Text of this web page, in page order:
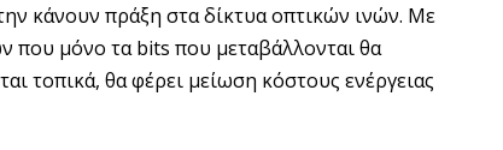
κάνουν πράξη στα δίκτυα οπτικών ινών. Με
που μόνο τα bits που μεταβάλλονται θα
τοπικά, θα φέρει μείωση κόστους ενέργειας